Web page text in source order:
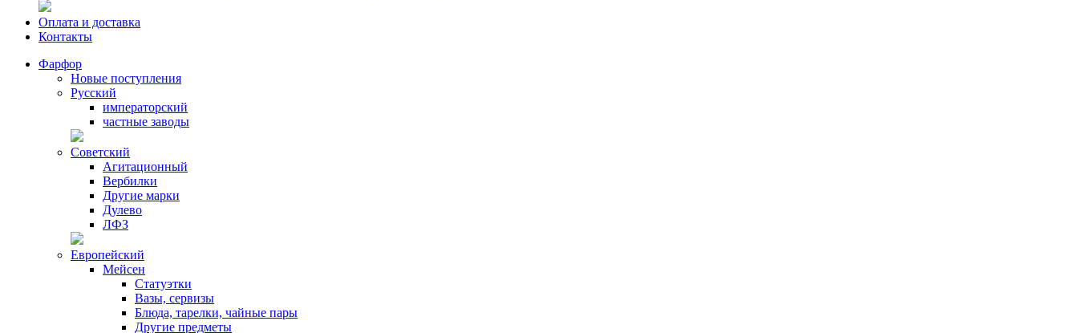
Оплата и доставка
Контакты
Фарфор
Новые поступления
Русский
императорский
частные заводы
Советский
Агитационный
Вербилки
Другие марки
Дулево
ЛФЗ
Европейский
Мейсен
Статуэтки
Вазы, сервизы
Блюда, тарелки, чайные пары
Другие предметы